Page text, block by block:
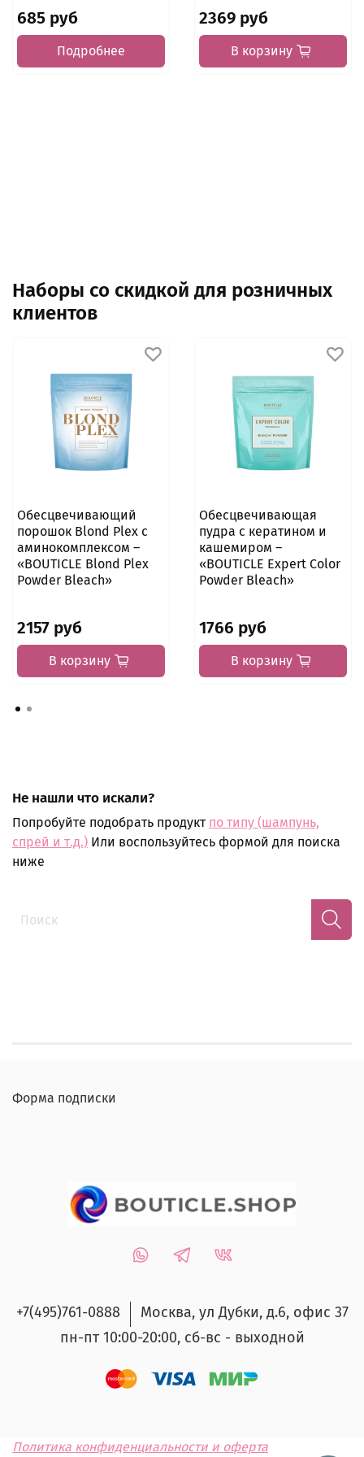
685 руб
Подробнее
2369 руб
В корзину
Наборы со скидкой для розничных
клиентов
Обесцвечивающий
порошок Blond Plex с
аминокомплексом –
«BOUTICLE Blond Plex
Powder Bleach»
2157 руб
В корзину
Обесцвечивающая
пудра с кератином и
кашемиром –
«BOUTICLE Expert Color
Powder Bleach»
1766 руб
В корзину
Не нашли что искали?
Попробуйте подобрать продукт по типу (шампунь,
спрей и т.д.) Или воспользуйтесь формой для поиска
ниже
Форма подписки
+7(495)761-0888
Москва, ул Дубки, д.6, офис 37
пн-пт 10:00-20:00, сб-вс - выходной
Политика конфиденциальности и оферта